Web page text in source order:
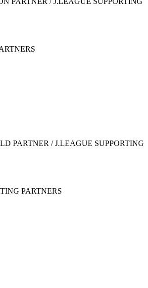
PARTNER / J.LEAGUE SUPPORTING
PARTNERS